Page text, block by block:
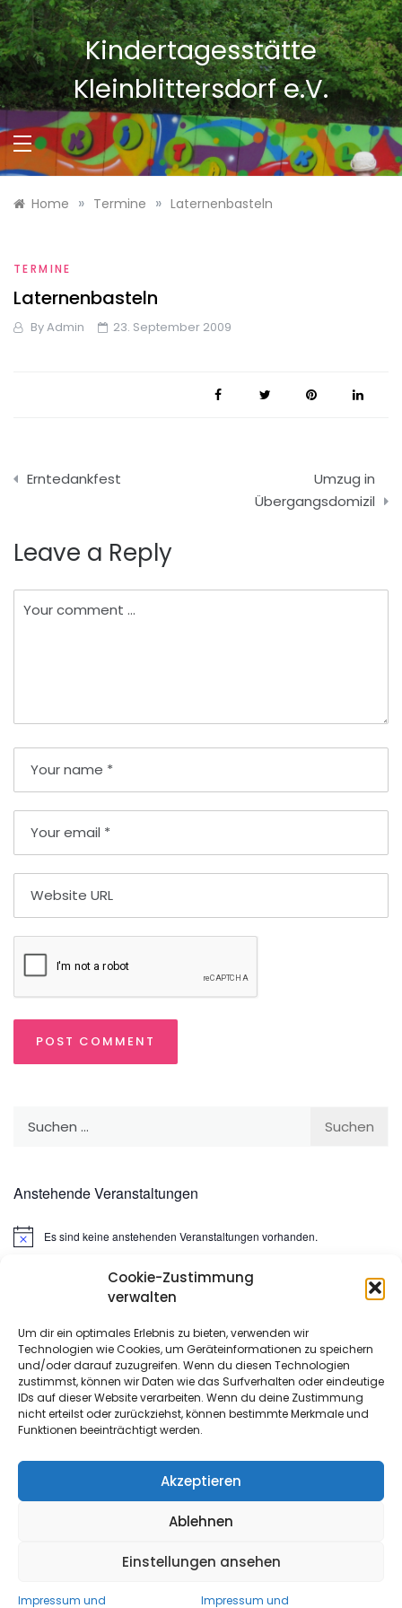
Cookie-Zustimmung
verwalten
Um dir ein optimales Erlebnis zu bieten, verwenden wir
Technologien wie Cookies, um Geräteinformationen zu speichern
und/oder darauf zuzugreifen. Wenn du diesen Technologien
zustimmst, können wir Daten wie das Surfverhalten oder eindeutige
IDs auf dieser Website verarbeiten. Wenn du deine Zustimmung
nicht erteilst oder zurückziehst, können bestimmte Merkmale und
Funktionen beeinträchtigt werden.
Akzeptieren
Ablehnen
Einstellungen ansehen
Impressum und Impressum und
Skip
to
content
Kindertagesstätte
Kleinblittersdorf e.V.
Home » Termine » Laternenbasteln
TERMINE
Laternenbasteln
ByAdmin 23. September 2009
Beitragsnavigation
Erntedankfest
Umzug in
Übergangsdomizil
Leave a Reply
Anstehende Veranstaltungen
HinweisEs sind keine anstehenden Veranstaltungen vorhanden.
META
Anmelden
Eintrags-Feed
Kommentar-Feed
WordPress.org
WordPress
Theme: Urbane byTemplate Sell